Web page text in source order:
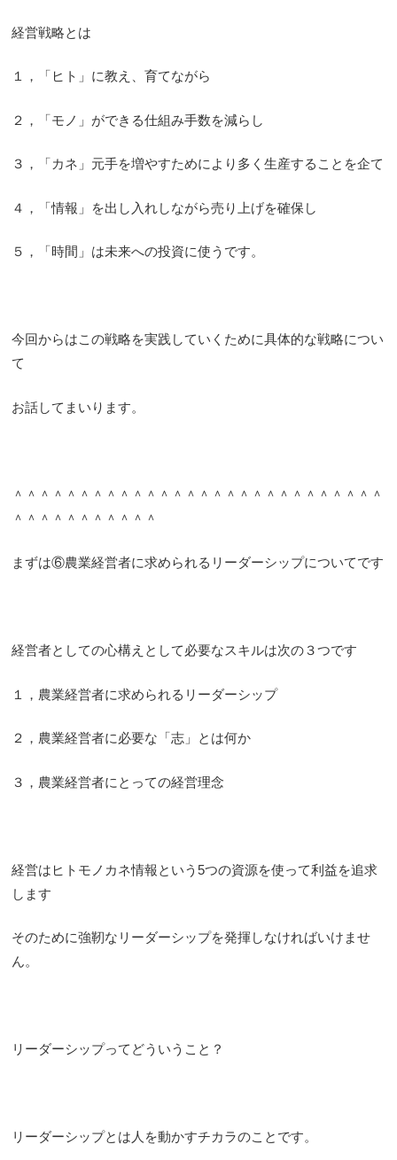
経営戦略とは
１，「ヒト」に教え、育てながら
２，「モノ」ができる仕組み手数を減らし
３，「カネ」元手を増やすためにより多く生産することを企て
４，「情報」を出し入れしながら売り上げを確保し
５，「時間」は未来への投資に使うです。
今回からはこの戦略を実践していくために具体的な戦略につい
て
お話してまいります。
＾＾＾＾＾＾＾＾＾＾＾＾＾＾＾＾＾＾＾＾＾＾＾＾＾＾＾＾
＾＾＾＾＾＾＾＾＾＾＾
まずは⑥農業経営者に求められるリーダーシップについてです
経営者としての心構えとして必要なスキルは次の３つです
１，農業経営者に求められるリーダーシップ
２，農業経営者に必要な「志」とは何か
３，農業経営者にとっての経営理念
経営はヒトモノカネ情報という5つの資源を使って利益を追求
します
そのために強靭なリーダーシップを発揮しなければいけませ
ん。
リーダーシップってどういうこと？
リーダーシップとは人を動かすチカラのことです。